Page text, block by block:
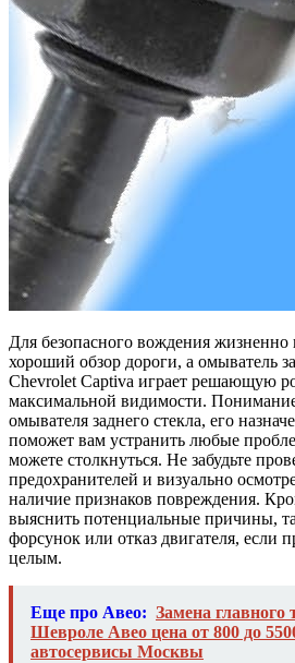
Для безопасного вождения жизненно
хороший обзор дороги, а омыватель
Chevrolet Captiva играет решающую
максимальной видимости.
омывателя заднего стекла, его
поможет вам устранить любые
можете столкнуться. Не забудьте
предохранителей и визуально
наличие признаков повреждения.
выяснить потенциальные причины,
форсунок или отказ двигателя, если
целым.
Еще про Авео: Замена главного
Шевроле Авео цена от 800 до
автосервисы Москвы